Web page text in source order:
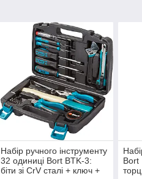
Набір ручного інструменту
32 одиниці Bort BTK-3:
біти зі CrV сталі + ключ +
Bort